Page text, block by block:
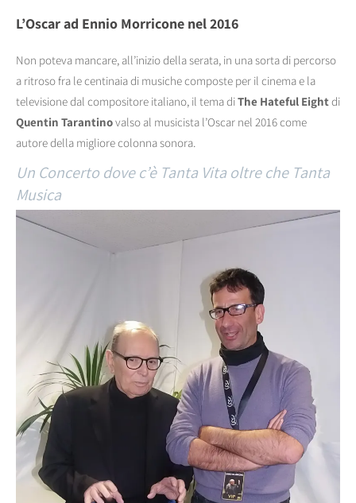
L’Oscar ad Ennio Morricone nel 2016
Non poteva mancare, all’inizio della serata, in una sorta di percorso
a ritroso fra le centinaia di musiche composte per il cinema e la
televisione dal compositore italiano, il tema diThe Hateful Eightdi
Quentin Tarantinovalso al musicista l’Oscar nel 2016 come
autore della migliore colonna sonora.
Un Concerto dove c’è Tanta Vita oltre che Tanta
Musica